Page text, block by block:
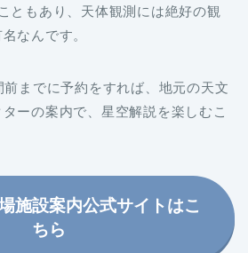
ともあり、天体観測には絶好の観
なんです。
までに予約をすれば、地元の天文
ーの案内で、星空解説を楽しむこ
施設案内公式サイトはこ
ちら